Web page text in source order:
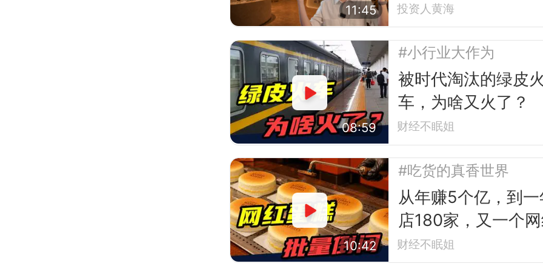
11:45 投资人黄海
08:59
#小行业大作为
被时代淘汰的绿皮
车，为啥又火了？
财经不眠姐
10:42
#吃货的真香世界
从年赚5个亿，到
店180家，又一个
队王倒下
财经不眠姐